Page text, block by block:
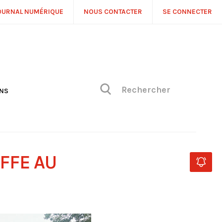
NUMÉRIQUE NOUS CONTACTER SE CONNECTER
AU